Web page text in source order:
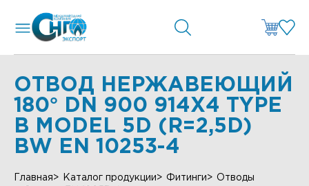
ОТВОД НЕРЖАВЕЮЩИЙ
180° DN 900 914X4 TYPE
B MODEL 5D (R=2,5D)
BW EN 10253-4
Главная Каталог продукции Фитинги
Отводы